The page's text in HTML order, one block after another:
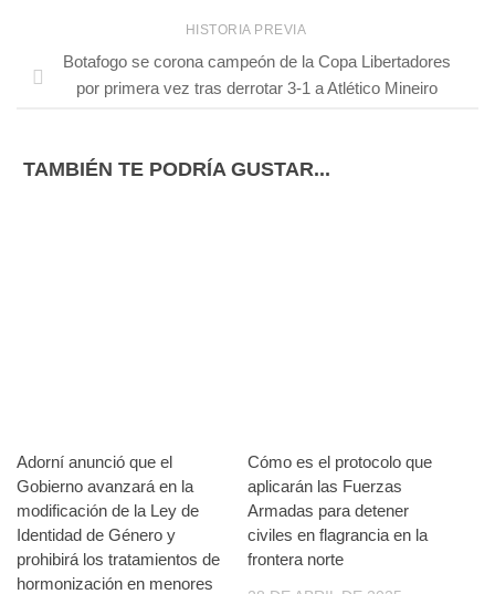
HISTORIA PREVIA
Botafogo se corona campeón de la Copa Libertadores
por primera vez tras derrotar 3-1 a Atlético Mineiro
TAMBIÉN TE PODRÍA GUSTAR...
Adorní anunció que el
Gobierno avanzará en la
modificación de la Ley de
Identidad de Género y
prohibirá los tratamientos de
hormonización en menores
Cómo es el protocolo que
aplicarán las Fuerzas
Armadas para detener
civiles en flagrancia en la
frontera norte